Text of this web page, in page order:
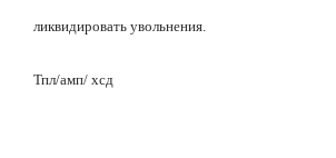
ликвидировать увольнения.
Тпл/амп/ хсд